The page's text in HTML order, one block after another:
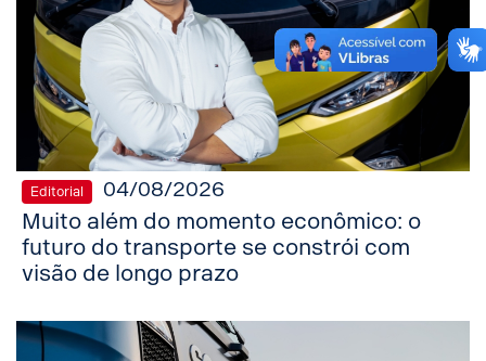
Editorial 04/08/2026
Muito além do momento econômico: o
futuro do transporte se constrói com
visão de longo prazo